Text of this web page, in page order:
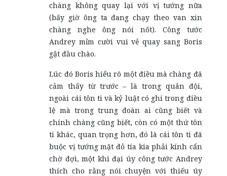
chàng không quay lại với vị tướng nữa
(bấy giờ ông ta đang chạy theo van xin
chàng nghe ông nói nốt). Công tước
Andrey mỉm cười vui vẻ quay sang Boris
gật đầu chào.
Lúc đó Boris hiểu rõ một điều mà chàng đã
cảm thấy từ trước – là trong quân đội,
ngoài cái tôn ti và kỷ luật có ghi trong điều
lệ mà trong trung đoàn ai cũng biết và
chính chàng cũng biết, còn có một thứ tôn
ti khác, quan trọng hơn, đó là cái tôn ti đã
buộc vị tướng mặt đỏ tía kia phải kính cẩn
chờ đợi, một khi đại úy công tước Andrey
thích cho rằng nói chuyện với thiếu úy